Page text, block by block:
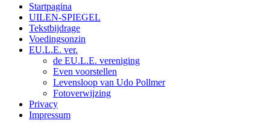
Startpagina
UILEN-SPIEGEL
Tekstbijdrage
Voedingsonzin
EU.L.E. ver.
de EU.L.E. vereniging
Even voorstellen
Levensloop van Udo Pollmer
Fotoverwijzing
Privacy
Impressum